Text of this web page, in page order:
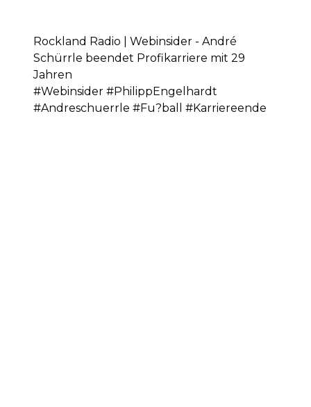
Rockland Radio | Webinsider - André
Schürrle beendet Profikarriere mit 29
Jahren
#Webinsider #PhilippEngelhardt
#Andreschuerrle #Fu?ball #Karriereende